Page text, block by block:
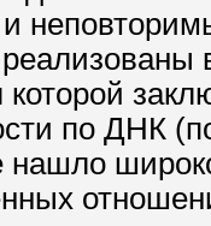
по ДНК
нашло